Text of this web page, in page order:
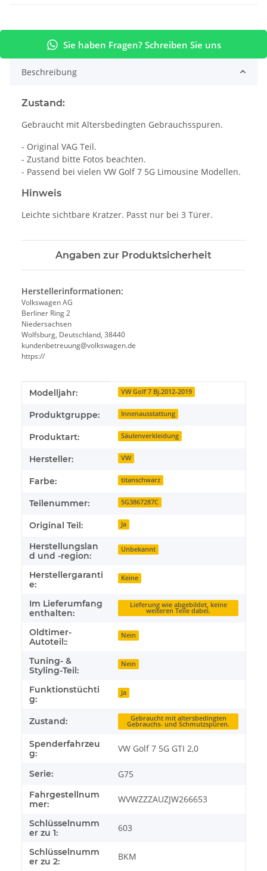
Sie haben Fragen? Schreiben Sie uns
Beschreibung
Zustand:
Gebraucht mit Altersbedingten Gebrauchsspuren.
- Original VAG Teil.
- Zustand bitte Fotos beachten.
- Passend bei vielen VW Golf 7 5G Limousine Modellen.
Hinweis
Leichte sichtbare Kratzer. Passt nur bei 3 Türer.
Angaben zur Produktsicherheit
Herstellerinformationen:
Volkswagen AG
Berliner Ring 2
Niedersachsen
Wolfsburg, Deutschland, 38440
kundenbetreuung@volkswagen.de
https://
Produkteigenschaft
Wert
Modelljahr: VW Golf 7 Bj.2012-2019
Produktgruppe: Innenausstattung
Produktart: Säulenverkleidung
Hersteller: VW
Farbe: titanschwarz
Teilenummer: 5G3867287C
Original Teil: Ja
Herstellungslan
d und -region:
Unbekannt
Herstellergaranti
e:
Keine
Im Lieferumfang
enthalten:
Lieferung wie abgebildet, keine
weiteren Teile dabei.
Oldtimer-
Autoteil::
Nein
Tuning- &
Styling-Teil:
Nein
Funktionstüchti
g:
Ja
Zustand: Gebraucht mit altersbedingten
Gebrauchs- und Schmutzspuren.
Spenderfahrzeu
g:
VW Golf 7 5G GTI 2,0
Serie: G75
Fahrgestellnum
mer:
WVWZZZAUZJW266653
Schlüsselnumm
er zu 1:
603
Schlüsselnumm
er zu 2:
BKM